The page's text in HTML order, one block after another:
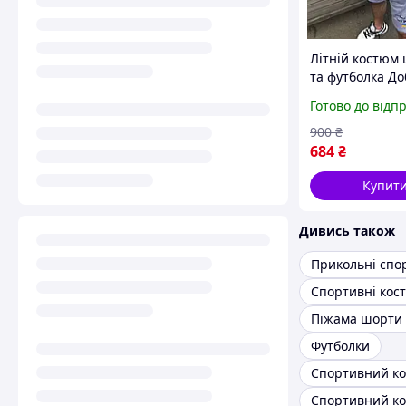
Літній
та футболка
Комплект
футболка
Готово до
684₴
900 ₴
Купити
Дивись також
Піжама шорти
Футболки